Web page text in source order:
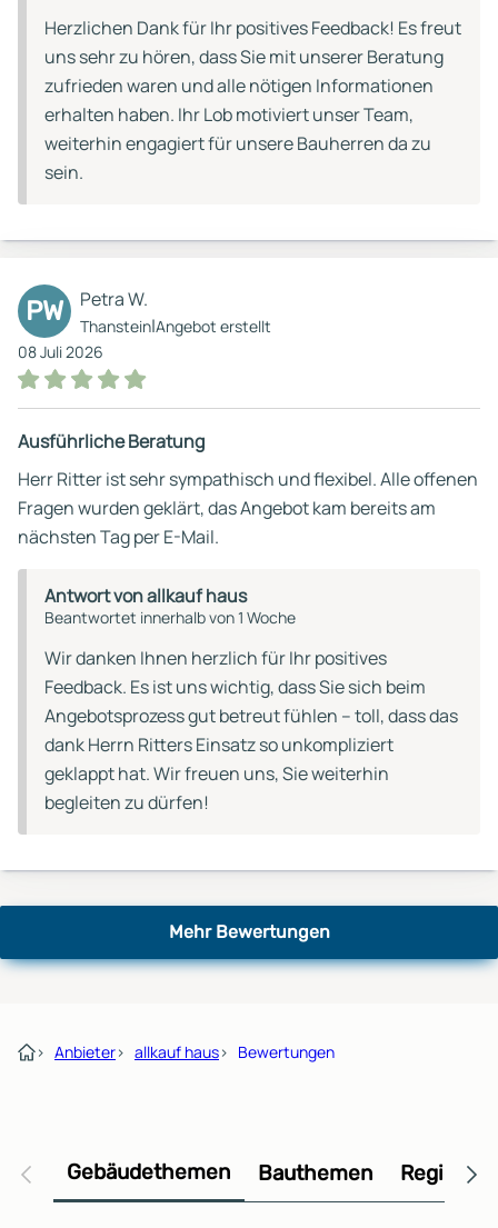
Herzlichen Dank für Ihr positives Feedback! Es freut
uns sehr zu hören, dass Sie mit unserer Beratung
zufrieden waren und alle nötigen Informationen
erhalten haben. Ihr Lob motiviert unser Team,
weiterhin engagiert für unsere Bauherren da zu
sein.
PW Petra W.
Thanstein|Angebot erstellt
08 Juli 2026
Ausführliche Beratung
Herr Ritter ist sehr sympathisch und flexibel. Alle offenen
Fragen wurden geklärt, das Angebot kam bereits am
nächsten Tag per E-Mail.
Antwort von allkauf haus
Beantwortet innerhalb von 1 Woche
Wir danken Ihnen herzlich für Ihr positives
Feedback. Es ist uns wichtig, dass Sie sich beim
Angebotsprozess gut betreut fühlen – toll, dass das
dank Herrn Ritters Einsatz so unkompliziert
geklappt hat. Wir freuen uns, Sie weiterhin
begleiten zu dürfen!
Mehr Bewertungen
› Anbieter› allkauf haus› Bewertungen
Gebäudethemen Bauthemen